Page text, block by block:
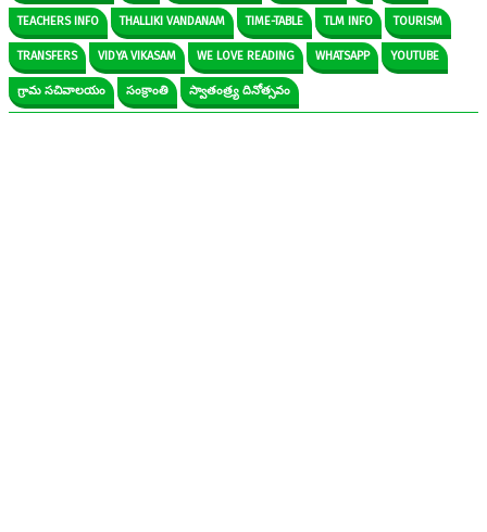
TEACHERS INFO THALLIKI VANDANAM TIME-TABLE TLM INFO TOURISM
TRANSFERS VIDYA VIKASAM WE LOVE READING WHATSAPP YOUTUBE
గ్రామ సచివాలయం సంక్రాంతి స్వాతంత్ర్య దినోత్సవం